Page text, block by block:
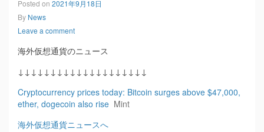
Posted on 2021年9月18日
By News
Leave a comment
海外仮想通貨のニュース
↓↓↓↓↓↓↓↓↓↓↓↓↓↓↓↓↓↓↓↓
Cryptocurrency prices today: Bitcoin surges above $47,000,
ether, dogecoin also rise Mint
海外仮想通貨ニュースへ